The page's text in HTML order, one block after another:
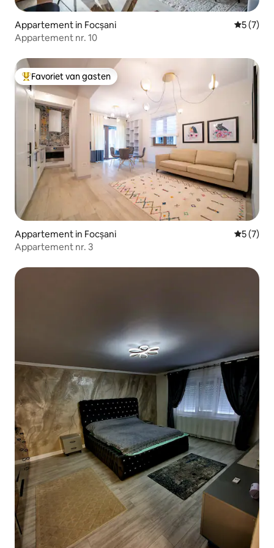
Appartement in Focșani
5 (7)
Appartement nr. 10
Topfavoriet van gasten
Favoriet van gasten
Appartement in Focșani
5 (7)
Appartement nr. 3